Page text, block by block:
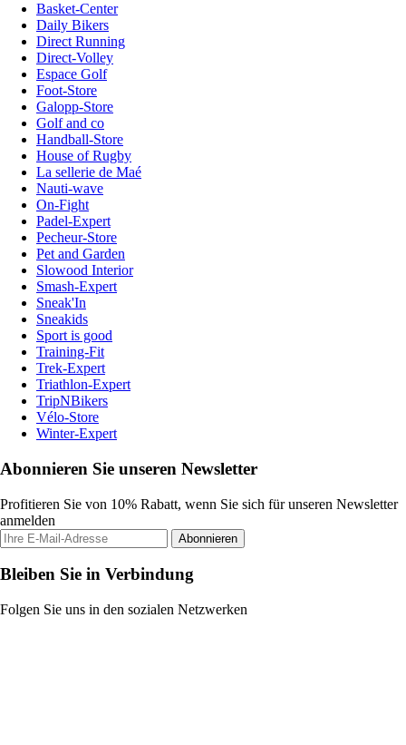
Basket-Center
Daily Bikers
Direct Running
Direct-Volley
Espace Golf
Foot-Store
Galopp-Store
Golf and co
Handball-Store
House of Rugby
La sellerie de Maé
Nauti-wave
On-Fight
Padel-Expert
Pecheur-Store
Pet and Garden
Slowood Interior
Smash-Expert
Sneak'In
Sneakids
Sport is good
Training-Fit
Trek-Expert
Triathlon-Expert
TripNBikers
Vélo-Store
Winter-Expert
Abonnieren Sie unseren Newsletter
Profitieren Sie von 10% Rabatt, wenn Sie sich für unseren Newsletter
anmelden
Abonnieren
Bleiben Sie in Verbindung
Folgen Sie uns in den sozialen Netzwerken